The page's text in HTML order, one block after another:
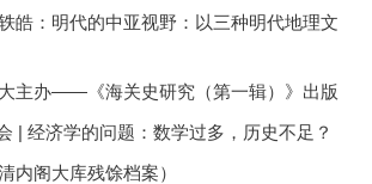
皓：明代的中亚视野：以三种明代地理文
主办——《海关史研究（第一辑）》出版
| 经济学的问题：数学过多，历史不足？
内阁大库残馀档案）